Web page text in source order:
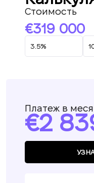
Стоимость
319 000
Платеж в
2